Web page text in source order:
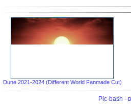
Dune 2021-2024 (Different World Fanmade Cut)
Pic-bash -